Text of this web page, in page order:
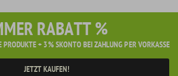
RABATT %
PRODUKTE + 3% SKONTO BEI ZAHLUNG PER VORKASSE
JETZT KAUFEN!